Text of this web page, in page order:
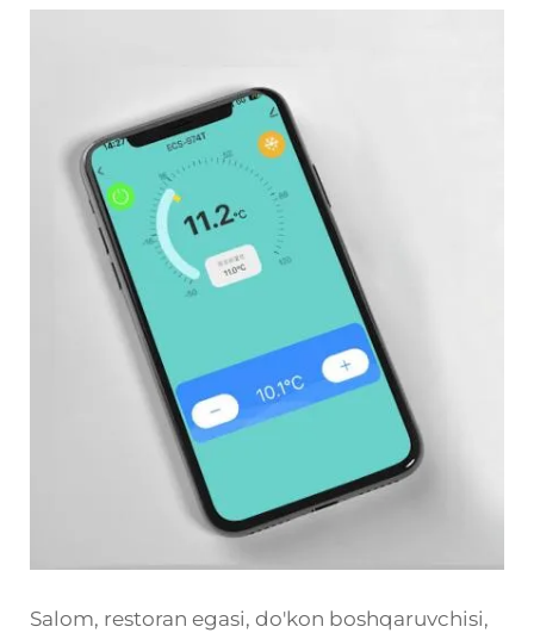
Salom, restoran egasi, do'kon boshqaruvchisi,